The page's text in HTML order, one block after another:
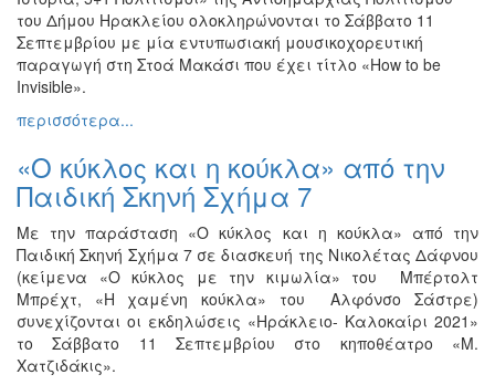
του Δήμου Ηρακλείου ολοκληρώνονται το Σάββατο 11
Σεπτεμβρίου με μία εντυπωσιακή μουσικοχορευτική
παραγωγή στη Στοά Μακάσι που έχει τίτλο «How to be
Invisible».
περισσότερα...
«Ο κύκλος και η κούκλα» από την
Παιδική Σκηνή Σχήμα 7
Με την παράσταση «Ο κύκλος και η κούκλα» από την
Παιδική Σκηνή Σχήμα 7 σε διασκευή της Νικολέτας Δάφνου
(κείμενα «Ο κύκλος με την κιμωλία» του Μπέρτολτ
Μπρέχτ, «Η χαμένη κούκλα» του Αλφόνσο Σάστρε)
συνεχίζονται οι εκδηλώσεις «Ηράκλειο- Καλοκαίρι 2021»
το Σάββατο 11 Σεπτεμβρίου στο κηποθέατρο «Μ.
Χατζιδάκις».